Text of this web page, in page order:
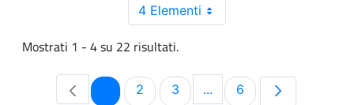
4 Elementi
Mostrati 1 - 4 su 22 risultati.
PaginaPagina
2 Pagina
3 ...Pagine intermedie Use
Pagina
6